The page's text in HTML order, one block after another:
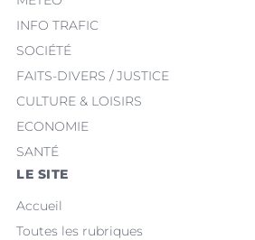
INFO TRAFIC
SOCIÉTÉ
FAITS-DIVERS / JUSTICE
CULTURE & LOISIRS
ECONOMIE
SANTÉ
LE SITE
Accueil
Toutes les rubriques